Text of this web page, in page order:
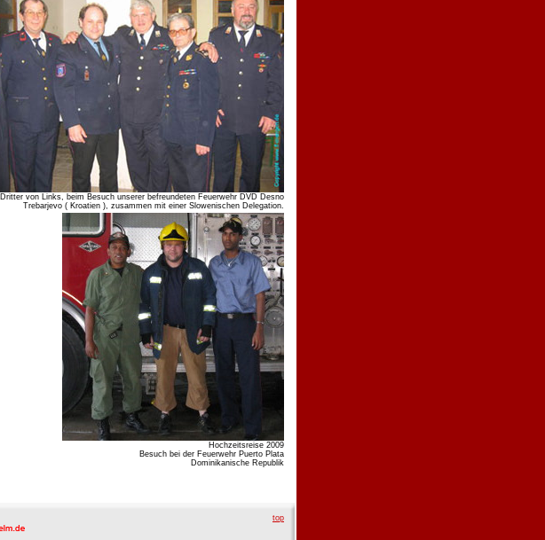
Dritter von Links, beim Besuch unserer befreundeten Feuerwehr DVD Desno
Trebarjevo ( Kroatien ), zusammen mit einer Slowenischen Delegation.
Hochzeitsreise 2009
Besuch bei der Feuerwehr Puerto Plata
Dominikanische Republik
top